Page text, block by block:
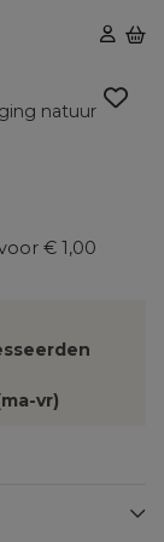
natuur
€ 1,00
vr)